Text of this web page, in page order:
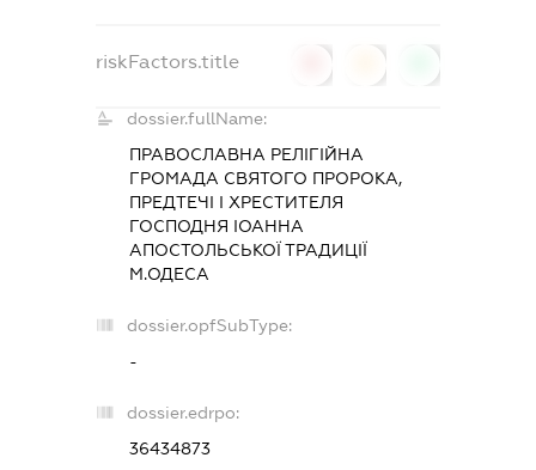
riskFactors.title
dossier.fullName:
ПРАВОСЛАВНА РЕЛІГІЙНА
ГРОМАДА СВЯТОГО ПРОРОКА,
ПРЕДТЕЧІ І ХРЕСТИТЕЛЯ
ГОСПОДНЯ ІОАННА
АПОСТОЛЬСЬКОЇ ТРАДИЦІЇ
М.ОДЕСА
dossier.opfSubType:
-
dossier.edrpo:
36434873